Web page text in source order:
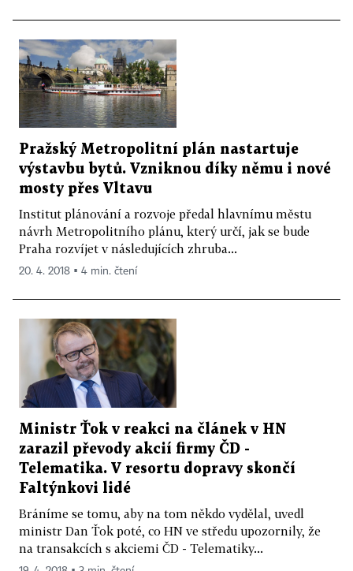
Pražský Metropolitní plán nastartuje
výstavbu bytů. Vzniknou díky němu i nové
mosty přes Vltavu
Institut plánování a rozvoje předal hlavnímu městu
návrh Metropolitního plánu, který určí, jak se bude
Praha rozvíjet v následujících zhruba...
20. 4. 2018 ▪ 4 min. čtení
Ministr Ťok v reakci na článek v HN
zarazil převody akcií firmy ČD -
Telematika. V resortu dopravy skončí
Faltýnkovi lidé
Bráníme se tomu, aby na tom někdo vydělal, uvedl
ministr Dan Ťok poté, co HN ve středu upozornily, že
na transakcích s akciemi ČD - Telematiky...